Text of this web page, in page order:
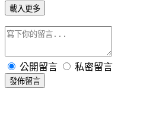
載入更多
公開留言 私密留言
發佈留言